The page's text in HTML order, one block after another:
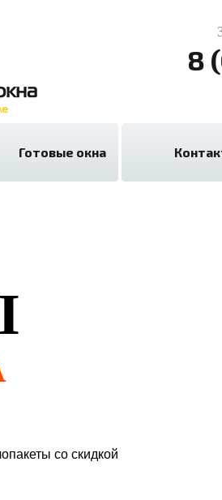
8
Готовые окна